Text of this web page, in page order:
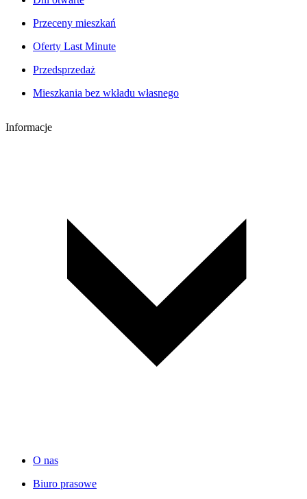
Przeceny mieszkań
Oferty Last Minute
Przedsprzedaż
Mieszkania bez wkładu własnego
Informacje
O nas
Biuro prasowe